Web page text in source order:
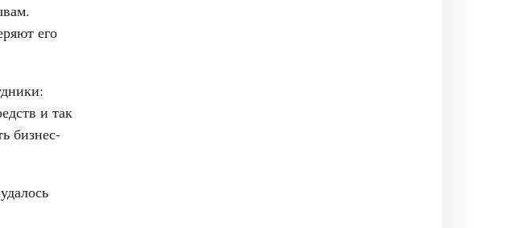
его
и так
бизнес-